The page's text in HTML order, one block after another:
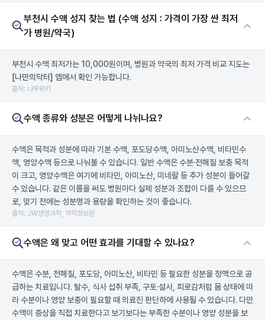
부천시 수액 성지 찾는 법 (수액 성지 : 가격이 가장 싼 최저
가 병원/약국)
부천시 수액 최저가는 10,000원이며, 병원과 약국의 최저 가격 비교 지도는
[나만의닥터] 앱에서 확인 가능합니다.
출처: 나무위키
수액 종류와 성분은 어떻게 나뉘나요?
수액은 목적과 성분에 따라 기본 수액, 포도당수액, 아미노산수액, 비타민수
액, 영양수액 등으로 나눠볼 수 있습니다. 일반 수액은 수분·전해질 보충 목적
이 크고, 영양수액은 여기에 비타민, 아미노산, 미네랄 등 추가 성분이 들어갈
수 있습니다. 같은 이름을 써도 병원마다 실제 성분과 조합이 다를 수 있으므
로, 맞기 전에는 성분명과 용량을 확인하는 것이 좋습니다.
출처: JW생명과학, 약학정보원
수액은 왜 맞고 어떤 효과를 기대할 수 있나요?
수액은 수분, 전해질, 포도당, 아미노산, 비타민 등 필요한 성분을 정맥으로 공
급하는 치료입니다. 탈수, 식사 섭취 부족, 구토·설사, 피로감처럼 몸 상태에 따
라 수분이나 영양 보충이 필요할 때 의료진 판단하에 사용될 수 있습니다. 다만
수액이 증상을 직접 치료한다고 보기보다는 부족한 수분이나 영양 성분을 보